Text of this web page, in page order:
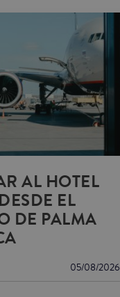
AL HOTEL
EL
DE PALMA
05/08/2026